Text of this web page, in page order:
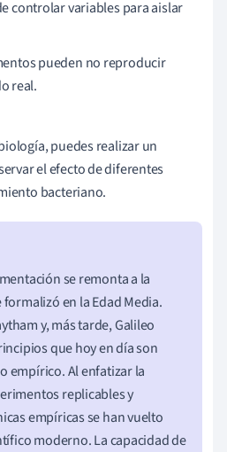
controlar variables para aislar
pueden no reproducir
real.
puedes realizar un
el efecto de diferentes
bacteriano.
se remonta a la
en la Edad Media.
y, más tarde, Galileo
que hoy en día son
empírico. Al enfatizar la
replicables y
empíricas se han vuelto
moderno. La capacidad de